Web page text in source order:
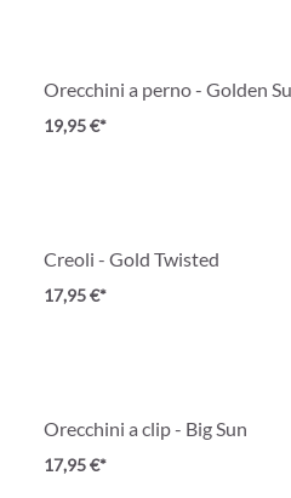
Orecchini a perno - Golden
19,95 €*
Creoli - Gold Twisted
17,95 €*
Orecchini a clip - Big Sun
17,95 €*